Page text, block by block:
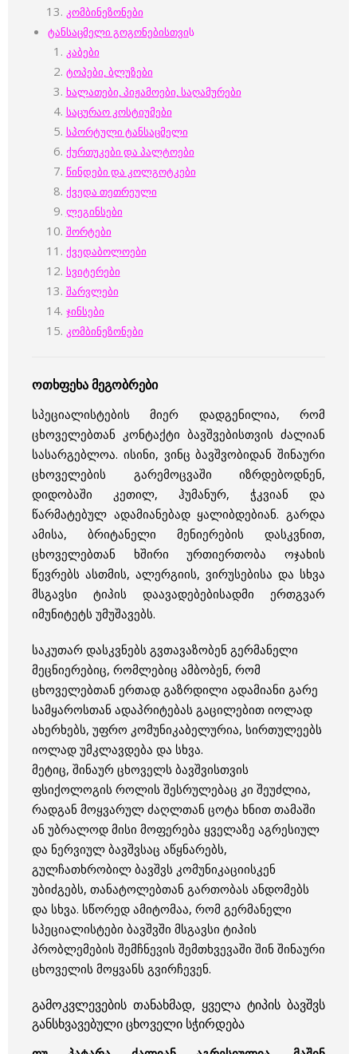
კომბინეზონები
ტანსაცმელი გოგონებისთვის
კაბები
ტოპები, ბლუზები
ხალათები, პიჟამოები, საღამურები
საცურაო კოსტიუმები
სპორტული ტანსაცმელი
ქურთუკები და პალტოები
წინდები და კოლგოტკები
ქვედა თეთრეული
ლეგინსები
შორტები
ქვედაბოლოები
სვიტერები
შარვლები
ჯინსები
კომბინეზონები
ოთხფეხა მეგობრები
სპეციალისტების მიერ დადგენილია, რომ
ცხოველებთან კონტაქტი ბავშვებისთვის ძალიან
სასარგებლოა. ისინი, ვინც ბავშვობიდან შინაური
ცხოველების გარემოცვაში იზრდებოდნენ,
დიდობაში კეთილ, ჰუმანურ, ჭკვიან და
წარმატებულ ადამიანებად ყალიბდებიან. გარდა
ამისა, ბრიტანელი მენიერების დასკვნით,
ცხოველებთან ხშირი ურთიერთობა ოჯახის
წევრებს ასთმის, ალერგიის, ვირუსებისა და სხვა
მსგავსი ტიპის დაავადებებისადმი ერთგვარ
იმუნიტეტს უმუშავებს.
საკუთარ დასკვნებს გვთავაზობენ გერმანელი
მეცნიერებიც, რომლებიც ამბობენ, რომ
ცხოველებთან ერთად გაზრდილი ადამიანი გარე
სამყაროსთან ადაპრიტებას გაცილებით იოლად
ახერხებს, უფრო კომუნიკაბელურია, სირთულეებს
იოლად უმკლავდება და სხვა.
მეტიც, შინაურ ცხოველს ბავშვისთვის
ფსიქოლოგის როლის შესრულებაც კი შეუძლია,
რადგან მოყვარულ ძაღლთან ცოტა ხნით თამაში
ან უბრალოდ მისი მოფერება ყველაზე აგრესიულ
და ნერვიულ ბავშვსაც აწყნარებს,
გულჩათხრობილ ბავშვს კომუნიკაციისკენ
უბიძგებს, თანატოლებთან გართობას ანდომებს
და სხვა. სწორედ ამიტომაა, რომ გერმანელი
სპეციალისტები ბავშვში მსგავსი ტიპის
პრობლემების შემჩნევის შემთხვევაში შინ შინაური
ცხოველის მოყვანს გვირჩევენ.
გამოკვლევების თანახმად, ყველა ტიპის ბავშვს
განსხვავებული ცხოველი სჭირდება